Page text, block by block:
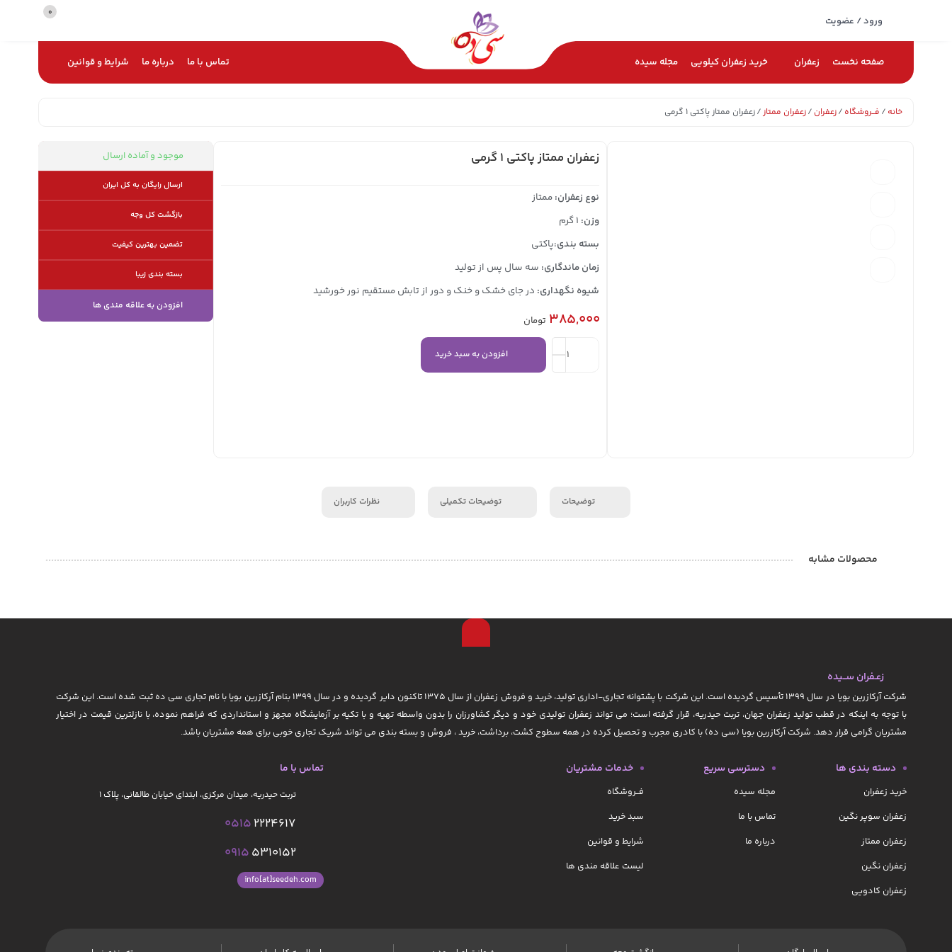
ورود / عضویت
0
صفحه نخست زعفران خرید زعفران کیلویی مجله سیده تماس با ما درباره ما شرایط و قوانین
خانه / فــروشگاه /زعفران /زعفران ممتاز/ زعفران ممتاز پاکتی ۱ گرمی
زعفران ممتاز پاکتی ۱ گرمی
نوع زعفران:ممتاز
وزن:
بسته بندی:پاکتی
زمان ماندگاری: سه سال پس از تولید
شیوه نگهداری: در جای خشک و خنک و دور از تابش مستقیم نور خورشید
۳۸۵,۰۰۰ تومان
افزودن به سبد خرید
موجود و آماده ارسال
ارسال رایگان به کل ایران
بازگشت کل وجه
تضمین بهترین کیفیت
بسته بندی زیبا
افزودن به علاقه مندی ها
توضیحات توضیحات تکمیلی نظرات کاربران
محصولات مشابه
زعـفران ســیده
شرکت آرکازرین بویا در سال ۱۳۹۹ تأسیس گردیده است. این شرکت با پشتوانه تجاری-اداری تولید، خرید و فروش زعفران از سال ۱۳۷۵ تاکنون دایر گردیده و در سال ۱۳۹۹ بنام آرکازرین بویا با نام تجاری سی ده ثبت شده است. این شرکت
با توجه به اینکه در قطب تولید زعفران جهان، تربت حیدریه، قرار گرفته است؛ می تواند زعفران تولیدی خود و دیگر کشاورزان را بدون واسطه تهیه و با تکیه بر آزمایشگاه مجهز و استانداردی که فراهم نموده، با نازلترین قیمت در اختیار
مشتریان گرامی قرار دهد. شرکت آرکازرین بویا (سی ده) با کادری مجرب و تحصیل کرده در همه سطوح کشت، برداشت، خرید ، فروش و بسته بندی می تواند شریک تجاری خوبی برای همه مشتریان باشد.
دسته بندی ها
خرید زعفران
زعفران سوپر نگین
زعفران ممتاز
زعفران نگین
زعفران کادویی
دسترسی سریع
مجله سیده
تماس با ما
درباره ما
خدمات مشتریان
فــروشگاه
سبد خرید
شرایط و قوانین
لیست علاقه مندی ها
تماس با ما
تربت حیدریه، میدان مرکزی، ابتدای خیابان طالقانی، پلاک ۱
05152224617
09155310152
info[at]seedeh.com